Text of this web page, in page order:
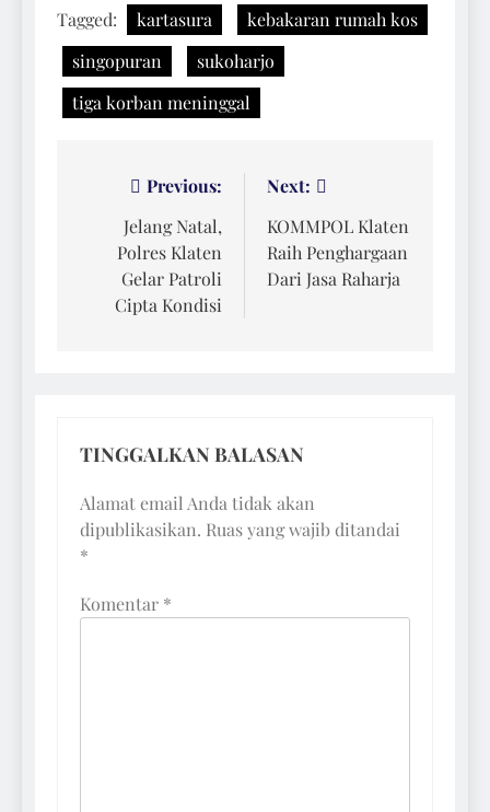
Tagged: kartasura
kebakaran rumah kos
singopuran
sukoharjo
tiga korban meninggal
NavigasiPrevious:
Jelang Natal,
Polres Klaten
Gelar Patroli
Cipta Kondisi
Next:
KOMMPOL Klaten
Raih Penghargaan
Dari Jasa Raharja
TINGGALKAN BALASAN
Alamat email Anda tidak akan
dipublikasikan. Ruas yang wajib ditandai
*
Komentar *